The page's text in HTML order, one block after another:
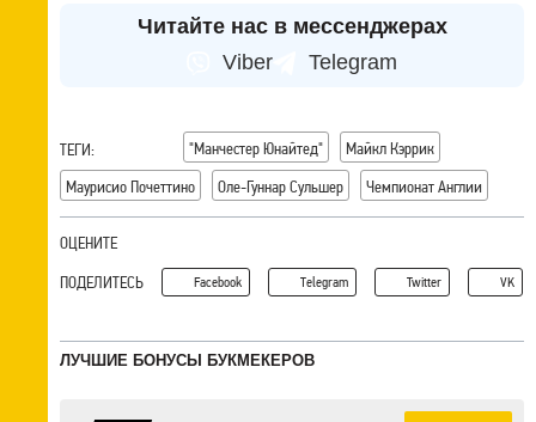
Читайте нас в мессенджерах
Viber
Telegram
ТЕГИ: "Манчестер Юнайтед"
Майкл Кэррик
Маурисио Почеттино
Оле-Гуннар Сульшер Чемпионат Англии
ЛУЧШИЕ БОНУСЫ БУКМЕКЕРОВ
ОЦЕНИТЕ
ПОДЕЛИТЕСЬ Facebook Telegram Twitter VK